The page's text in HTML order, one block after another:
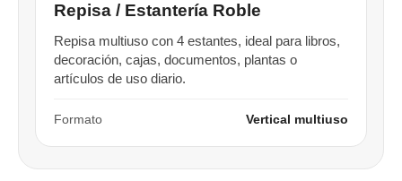
Repisa / Estantería Roble
Repisa multiuso con 4 estantes, ideal para libros,
decoración, cajas, documentos, plantas o
artículos de uso diario.
Formato Vertical multiuso
Comprá ahora y Pagá
Después, hasta en 12
cuotas y sin tocar tu
tarjeta de crédito
Verifica si estás calificado para comprar con
Fecha de nacimiento
Estás calificado para comprar usando Pago
Después.
¡Tenés hasta
para comprar en las cuotas que
Elegí tus productos preferidos
Elegí Pago Después como metodo de pago
Ups!
Parece que no tenes oferta, lamentamos
preguntas@pagodespues.com.uy
¡Algo salió mal!